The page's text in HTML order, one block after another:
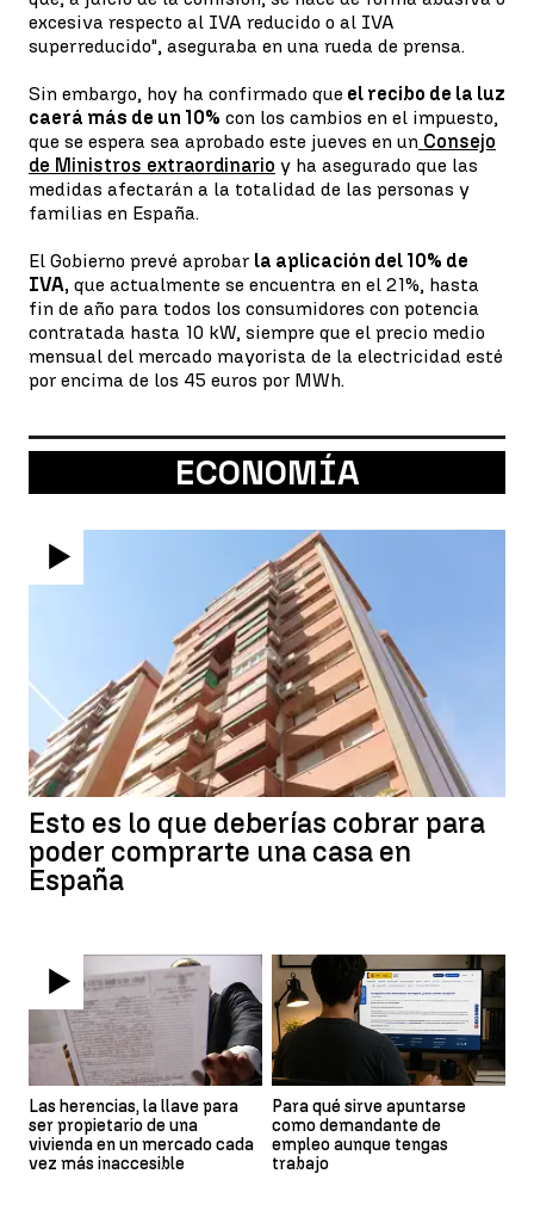
excesiva respecto al IVA reducido o al IVA
superreducido", aseguraba en una rueda de prensa.
Sin embargo, hoy ha confirmado que el recibo de la luz
caerá más de un 10% con los cambios en el impuesto,
que se espera sea aprobado este jueves en un Consejo
de Ministros extraordinario y ha asegurado que las
medidas afectarán a la totalidad de las personas y
familias en España.
El Gobierno prevé aprobar la aplicación del 10% de
IVA, que actualmente se encuentra en el 21%, hasta
fin de año para todos los consumidores con potencia
contratada hasta 10 kW, siempre que el precio medio
mensual del mercado mayorista de la electricidad esté
por encima de los 45 euros por MWh.
ECONOMÍA
Esto es lo que deberías cobrar para
poder comprarte una casa en
España
Las herencias, la llave para
ser propietario de una
vivienda en un mercado cada
vez más inaccesible
Para qué sirve apuntarse
como demandante de
empleo aunque tengas
trabajo